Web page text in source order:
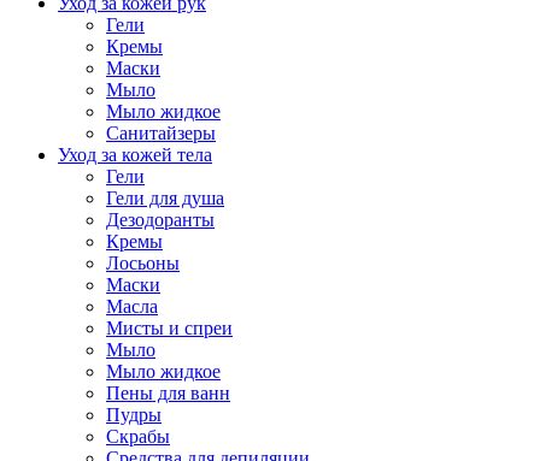
Гели
Кремы
Маски
Мыло
Мыло жидкое
Санитайзеры
Уход за кожей тела
Гели
Гели для душа
Дезодоранты
Кремы
Лосьоны
Маски
Масла
Мисты и спреи
Мыло
Мыло жидкое
Пены для ванн
Пудры
Скрабы